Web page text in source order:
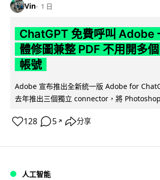
Vin 1 日
ChatGPT 免費呼叫 Adobe
體修圖兼整 PDF 不用開多
帳號
Adobe 宣布推出全新統一版 Adobe for
去年推出三個獨立 connector，將
128 5 ↗ 分享
人工智能